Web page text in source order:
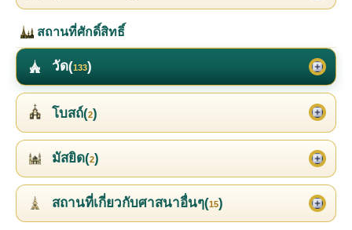
สถานที่ศักดิ์สิทธิ์
วัด(133)
โบสถ์(2)
มัสยิด(2)
สถานที่เกี่ยวกับศาสนาอื่นๆ(15)